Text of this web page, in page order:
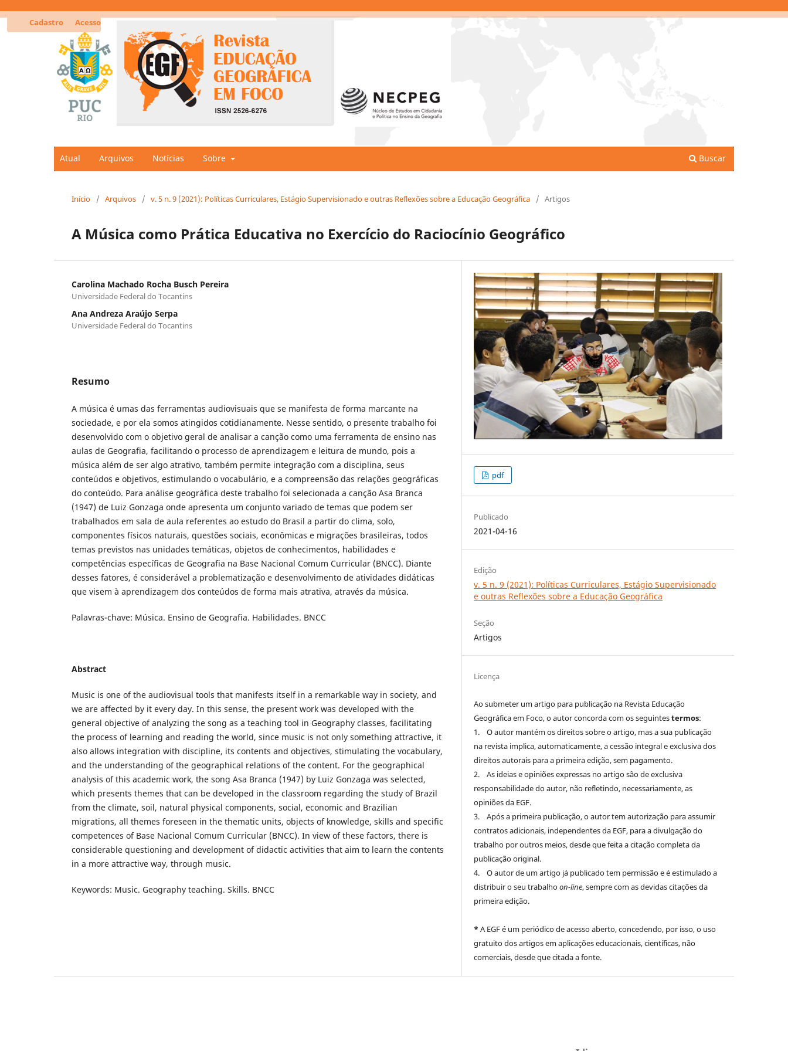
Atual Arquivos Notícias Sobre Buscar
Cadastro Acesso
Início / Arquivos / v. 5 n. 9 (2021): Políticas Curriculares, Estágio Supervisionado e outras Reflexões sobre a Educação Geográfica / Artigos
A Música como Prática Educativa no Exercício do Raciocínio Geográfico
Carolina Machado Rocha Busch Pereira
Universidade Federal do Tocantins
Ana Andreza Araújo Serpa
Universidade Federal do Tocantins
Resumo
A música é umas das ferramentas audiovisuais que se manifesta de forma marcante na
sociedade, e por ela somos atingidos cotidianamente. Nesse sentido, o presente trabalho foi
desenvolvido com o objetivo geral de analisar a canção como uma ferramenta de ensino nas
aulas de Geografia, facilitando o processo de aprendizagem e leitura de mundo, pois a
música além de ser algo atrativo, também permite integração com a disciplina, seus
conteúdos e objetivos, estimulando o vocabulário, e a compreensão das relações geográficas
do conteúdo. Para análise geográfica deste trabalho foi selecionada a canção Asa Branca
(1947) de Luiz Gonzaga onde apresenta um conjunto variado de temas que podem ser
trabalhados em sala de aula referentes ao estudo do Brasil a partir do clima, solo,
componentes físicos naturais, questões sociais, econômicas e migrações brasileiras, todos
temas previstos nas unidades temáticas, objetos de conhecimentos, habilidades e
competências específicas de Geografia na Base Nacional Comum Curricular (BNCC). Diante
desses fatores, é considerável a problematização e desenvolvimento de atividades didáticas
que visem à aprendizagem dos conteúdos de forma mais atrativa, através da música.
Palavras-chave: Música. Ensino de Geografia. Habilidades. BNCC
Abstract
Music is one of the audiovisual tools that manifests itself in a remarkable way in society, and
we are affected by it every day. In this sense, the present work was developed with the
general objective of analyzing the song as a teaching tool in Geography classes, facilitating
the process of learning and reading the world, since music is not only something attractive, it
also allows integration with discipline, its contents and objectives, stimulating the vocabulary,
and the understanding of the geographical relations of the content. For the geographical
analysis of this academic work, the song Asa Branca (1947) by Luiz Gonzaga was selected,
which presents themes that can be developed in the classroom regarding the study of Brazil
from the climate, soil, natural physical components, social, economic and Brazilian
migrations, all themes foreseen in the thematic units, objects of knowledge, skills and specific
competences of Base Nacional Comum Curricular (BNCC). In view of these factors, there is
considerable questioning and development of didactic activities that aim to learn the contents
in a more attractive way, through music.
Keywords: Music. Geography teaching. Skills. BNCC
pdf
Publicado
2021-04-16
Edição
v. 5 n. 9 (2021): Políticas Curriculares, Estágio Supervisionado
e outras Reflexões sobre a Educação Geográfica
Seção
Artigos
Licença
Ao submeter um artigo para publicação na Revista Educação
Geográfica em Foco, o autor concorda com os seguintestermos:
1. O autor mantém os direitos sobre o artigo, mas a sua publicação
na revista implica, automaticamente, a cessão integral e exclusiva dos
direitos autorais para a primeira edição, sem pagamento.
2. As ideias e opiniões expressas no artigo são de exclusiva
responsabilidade do autor, não refletindo, necessariamente, as
opiniões da EGF.
3. Após a primeira publicação, o autor tem autorização para assumir
contratos adicionais, independentes da EGF, para a divulgação do
trabalho por outros meios, desde que feita a citação completa da
publicação original.
4. O autor de um artigo já publicado tem permissão e é estimulado a
distribuir o seu trabalhoon-line, sempre com as devidas citações da
primeira edição.
* A EGF é um periódico de acesso aberto, concedendo, por isso, o uso
gratuito dos artigos em aplicações educacionais, científicas, não
comerciais, desde que citada a fonte.